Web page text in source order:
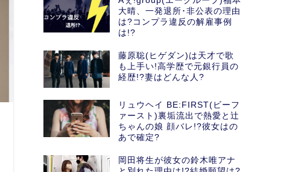
大晴、一発退所･非公表の理由
は?コンプラ違反の解雇事例
は!?
藤原聡(ヒゲダン)は天才で歌
も上手い!高学歴で元銀行員の
経歴!?妻はどんな人?
リュウヘイ BE:FIRST(ビーフ
ァースト)裏垢流出で熱愛と辻
ちゃんの娘 顔バレ!?彼女はの
あで確定?
岡田将生が彼女の鈴木唯アナ